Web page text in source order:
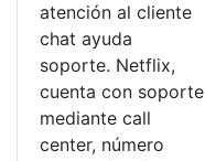
atención al cliente
chat ayuda
soporte. Netflix,
cuenta con soporte
mediante call
center, número